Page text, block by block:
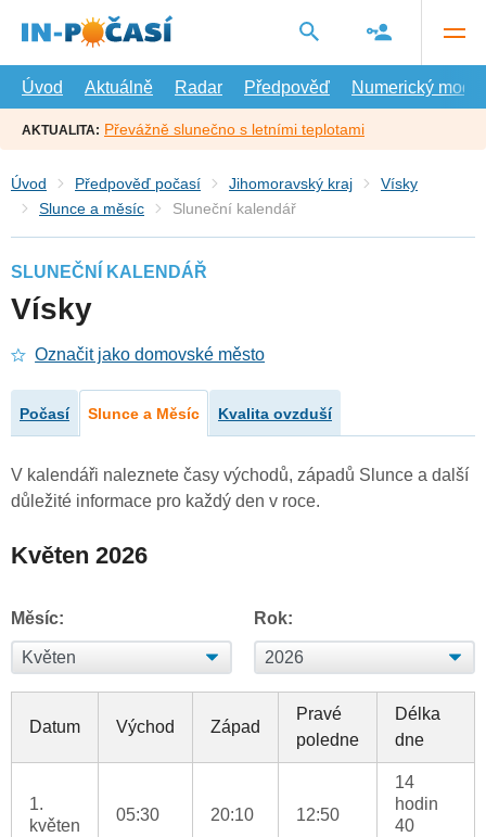
hlavní
Úvod
Aktuálně Radar Předpověď Numerický model
AKTUALITA: Převážně slunečno s letními teplotami
Úvod Předpověď počasí Jihomoravský kraj
Vísky
Slunce a měsíc
Sluneční kalendář
SLUNEČNÍ KALENDÁŘ
Vísky
Označit jako domovské město
Počasí Slunce a Měsíc Kvalita ovzduší
V kalendáři naleznete časy východů, západů Slunce a další
důležité informace pro každý den v roce.
Květen 2026
Měsíc: Rok:
Datum Východ Západ
Pravé
poledne
Délka
dne
1.
květen
05:30 20:10 12:50
14
hodin
40